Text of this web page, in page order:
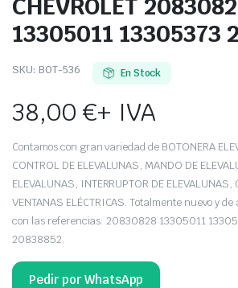
CHEVROLET
13305011 13305373
SKU: BOT-536 En Stock
38,00€+ IVA
Contamos con gran variedad de BOTONERA
CONTROL DE ELEVALUNAS, MANDO DE
ELEVALUNAS, INTERRUPTOR DE ELEVALUNAS,
VENTANAS ELÉCTRICAS. Totalmente nuevo y
con las referencias: 20830828 13305011
20838852.
Pedir por WhatsApp